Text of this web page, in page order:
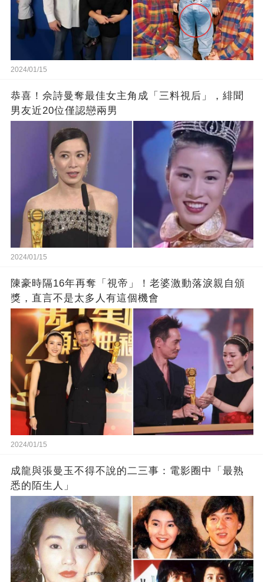
2024/01/15
恭喜！佘詩曼奪最佳女主角成「三料視后」，緋聞
男友近20位僅認戀兩男
2024/01/15
陳豪時隔16年再奪「視帝」！老婆激動落淚親自頒
獎，直言不是太多人有這個機會
2024/01/15
成龍與張曼玉不得不說的二三事：電影圈中「最熟
悉的陌生人」